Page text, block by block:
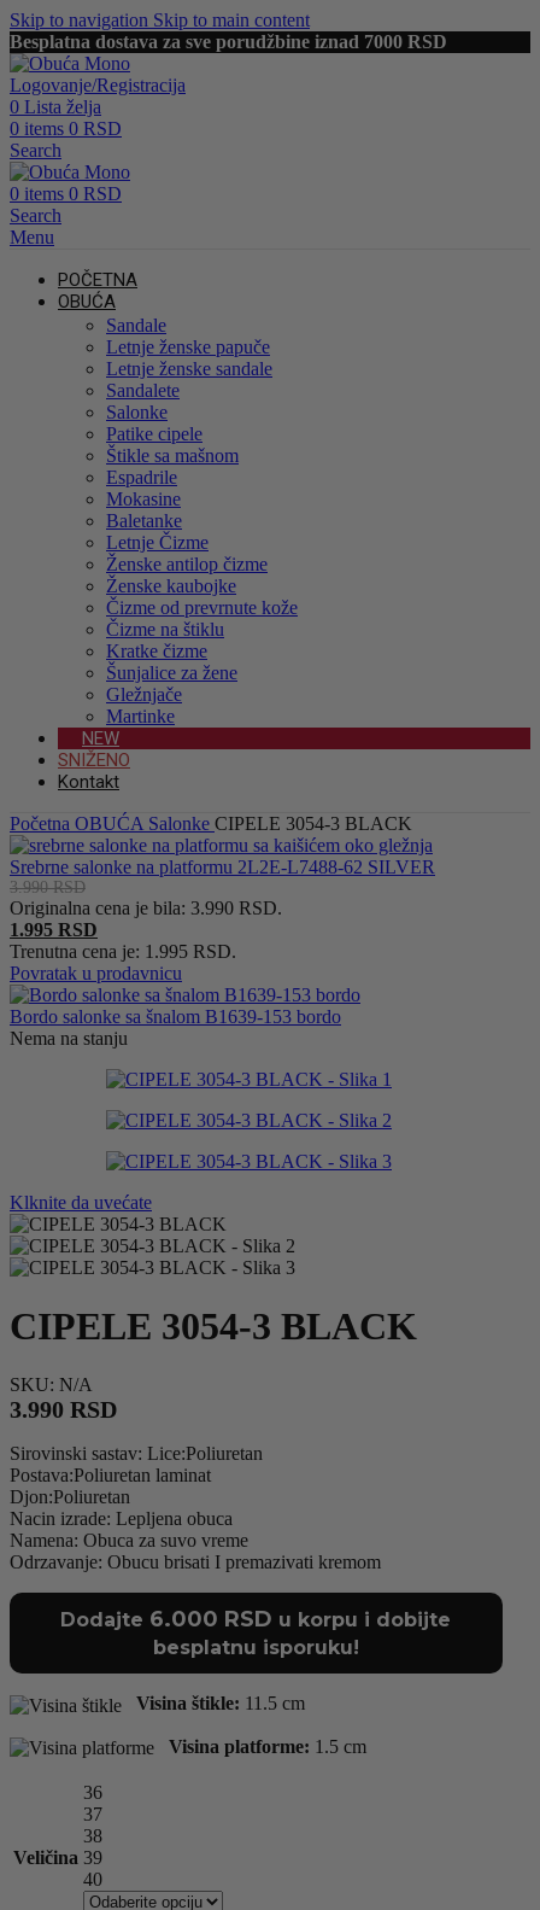
Skip to navigation Skip to main content
Besplatna dostava za sve porudžbine iznad 7000 RSD
Logovanje/Registracija
0 Lista želja
0 items 0 RSD
Search
0 items 0 RSD
Search
Menu
POČETNA
OBUĆA
Sandale
Letnje ženske papuče
Letnje ženske sandale
Sandalete
Salonke
Patike cipele
Štikle sa mašnom
Espadrile
Mokasine
Baletanke
Letnje Čizme
Ženske antilop čizme
Ženske kaubojke
Čizme od prevrnute kože
Čizme na štiklu
Kratke čizme
Šunjalice za žene
Gležnjače
Martinke
NEW
SNIŽENO
Kontakt
Početna OBUĆA Salonke CIPELE 3054-3 BLACK
Srebrne salonke na platformu 2L2E-L7488-62 SILVER
3.990RSD
Originalna cena je bila: 3.990 RSD.
1.995 RSD
Trenutna cena je: 1.995 RSD.
Povratak u prodavnicu
Bordo salonke sa šnalom B1639-153 bordo
Nema na stanju
Klknite da uvećate
CIPELE 3054-3 BLACK
SKU: N/A
3.990 RSD
Sirovinski sastav: Lice:Poliuretan
Postava:Poliuretan laminat
Djon:Poliuretan
Nacin izrade: Lepljena obuca
Namena: Obuca za suvo vreme
Odrzavanje: Obucu brisati I premazivati kremom
Dodajte 6.000 RSD u korpu i dobijte
besplatnu isporuku!
Visina štikle: 11.5 cm
Visina platforme: 1.5 cm
Veličina
36
37
38
39
40